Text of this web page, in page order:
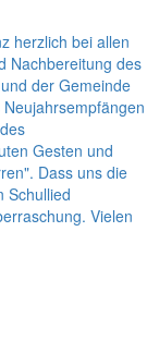
herzlich bei allen
Nachbereitung des
der Gemeinde
Gesten und
Dass uns die
Schullied
Vielen